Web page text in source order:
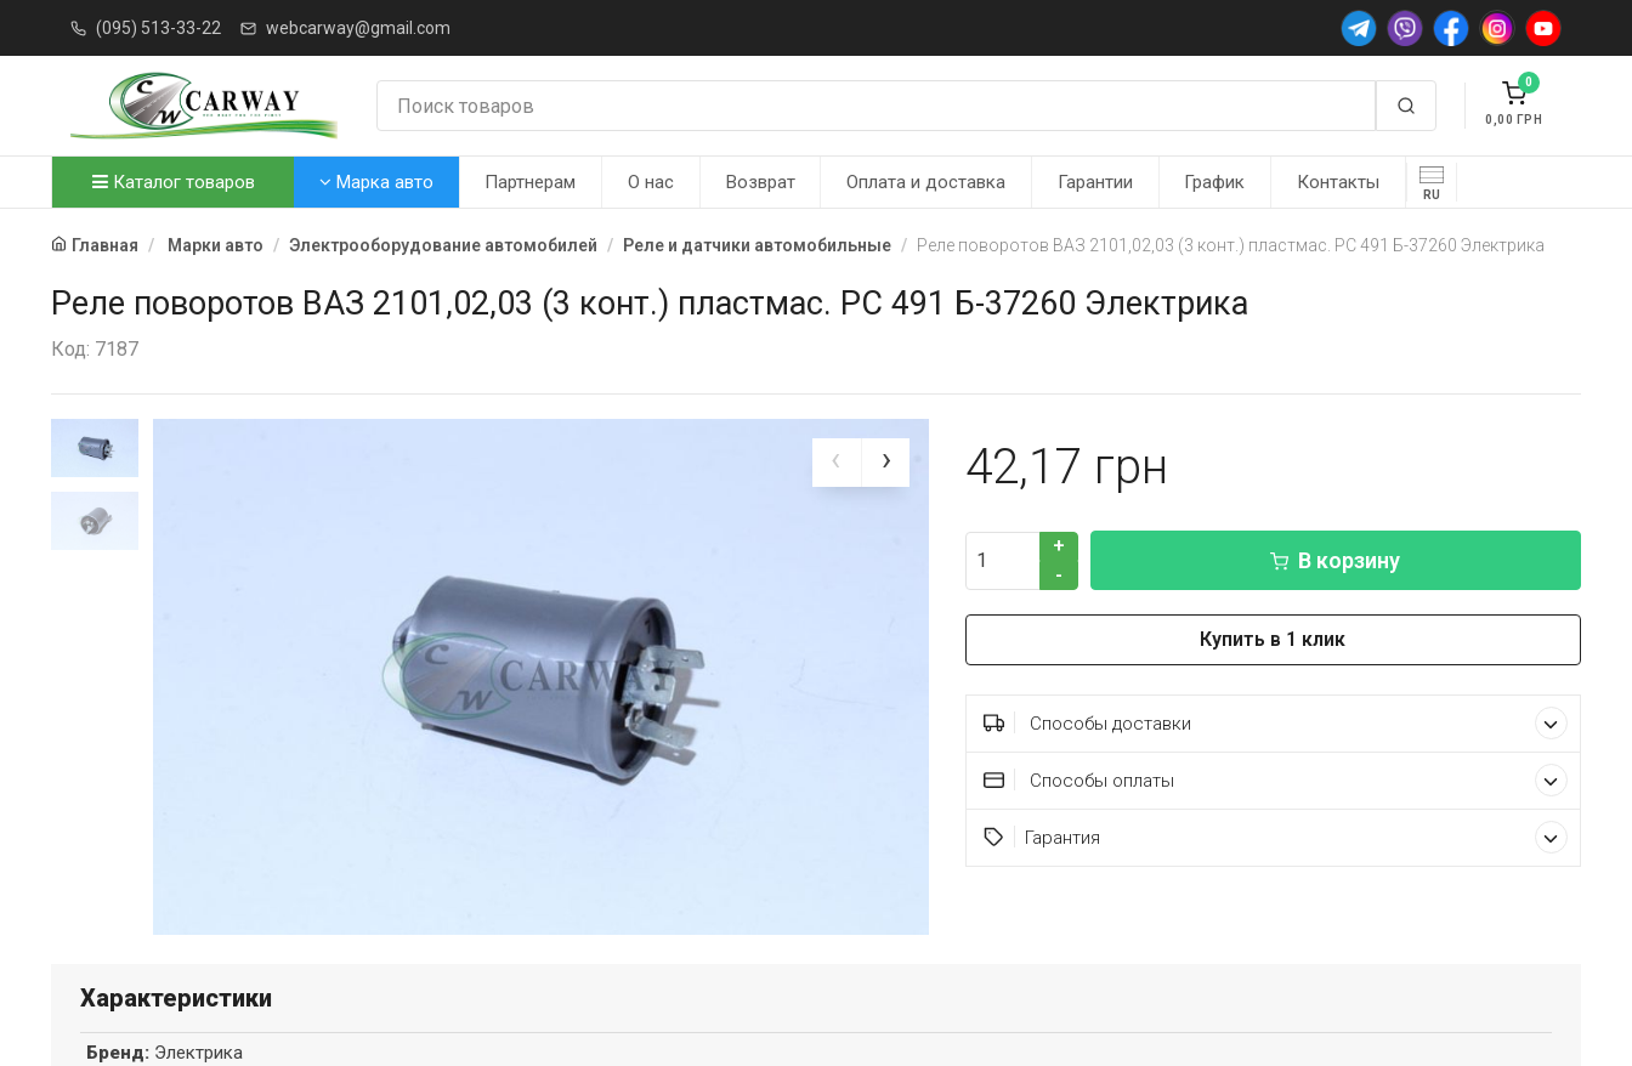
(095) 513-33-22 webcarway@gmail.com
0
0,00
Каталог товаров Марка авто Партнерам О нас Возврат Оплата и доставка Гарантии График Контакты
RU
Главная Марки авто Электрооборудование автомобилей Реле и датчики автомобильные Реле поворотов ВАЗ 2101,02,03 (3 конт.) пластмас. РС 491 Б-37260 Электрика
Реле поворотов ВАЗ 2101,02,03 (3 конт.) пластмас. РС 491 Б-37260 Электрика
Код: 7187
42,17
+
-
В корзину
Купить в 1 клик
Способы доставки
Способы оплаты
Гарантия
Характеристики
Бренд: Электрика